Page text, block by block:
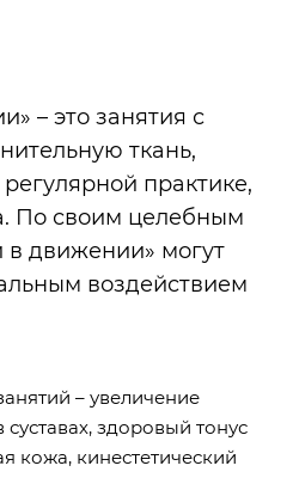
– это занятия с
ткань,
практике,
По своим целебным
в движении» могут
воздействием
– увеличение
здоровый тонус
кожа, кинестетический